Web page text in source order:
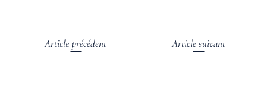
Article précédent Article suivant